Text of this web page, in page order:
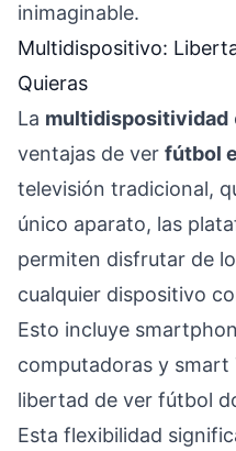
inimaginable.
Multidispositivo:
Quieras
La multidispositividad
ventajas de ver fútbol
televisión tradicional,
único aparato, las
permiten disfrutar de
cualquier dispositivo
Esto incluye
computadoras y smart
libertad de ver fútbol
Esta flexibilidad